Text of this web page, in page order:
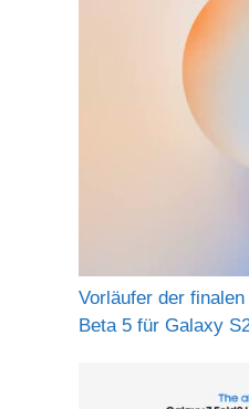
Vorläufer der
Beta 5 für Galaxy